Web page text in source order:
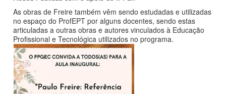
As obras de Freire também vêm sendo estudadas e utilizadas
no espaço do ProfEPT por alguns docentes, sendo estas
articuladas a outras obras e autores vinculados à Educação
Profissional e Tecnológica utilizados no programa.